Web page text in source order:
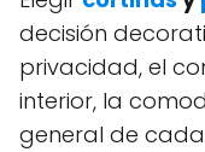
decisión
privacidad, el
interior, la
general de